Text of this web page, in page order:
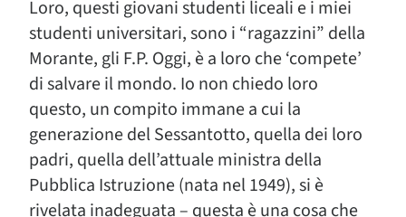
Loro, questi giovani studenti liceali e i miei
studenti universitari, sono i “ragazzini” della
Morante, gli F.P. Oggi, è a loro che ‘compete’
di salvare il mondo. Io non chiedo loro
questo, un compito immane a cui la
generazione del Sessantotto, quella dei loro
padri, quella dell’attuale ministra della
Pubblica Istruzione (nata nel 1949), si è
rivelata inadeguata – questa è una cosa che